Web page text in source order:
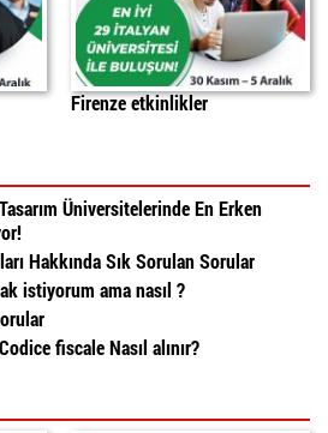
Firenze etkinlikler
Üniversitelerinde En Erken
Hakkında Sık Sorulan Sorular
istiyorum ama nasıl ?
fiscale Nasıl alınır?